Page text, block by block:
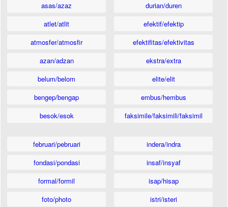
asas/azaz
atlet/atlit
atmosfer/atmosfir
azan/adzan
belum/belom
bengep/bengap
besok/esok
durian/duren
efektif/efektip
efektifitas/efektivitas
ekstra/extra
elite/elit
embus/hembus
faksimile/faksimili/faksimil
februari/pebruari
fondasi/pondasi
formal/formil
foto/photo
indera/indra
insaf/insyaf
isap/hisap
istri/isteri